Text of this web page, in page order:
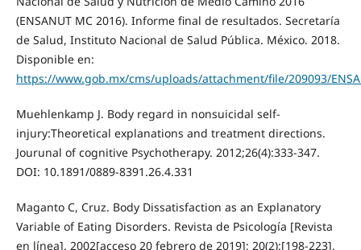
(ENSANUT MC 2016). Informe final de resultados. Secretaría
de Salud, Instituto Nacional de Salud Pública. México. 2018.
Disponible en:
https://www.gob.mx/cms/uploads/attachment/file/209093/
Muehlenkamp J. Body regard in nonsuicidal self-
injury:Theoretical explanations and treatment directions.
Jourunal of cognitive Psychotherapy. 2012;26(4):333-347.
DOI: 10.1891/0889-8391.26.4.331
Maganto C, Cruz. Body Dissatisfaction as an Explanatory
Variable of Eating Disorders. Revista de Psicología [Revista
en línea]. 2002[acceso 20 febrero de 2019]; 20(2):[198-223].